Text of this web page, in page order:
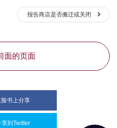
报告商店是否搬迁或关闭
面的页面
书上分享
享到Twitter別ウィンドウで開きます